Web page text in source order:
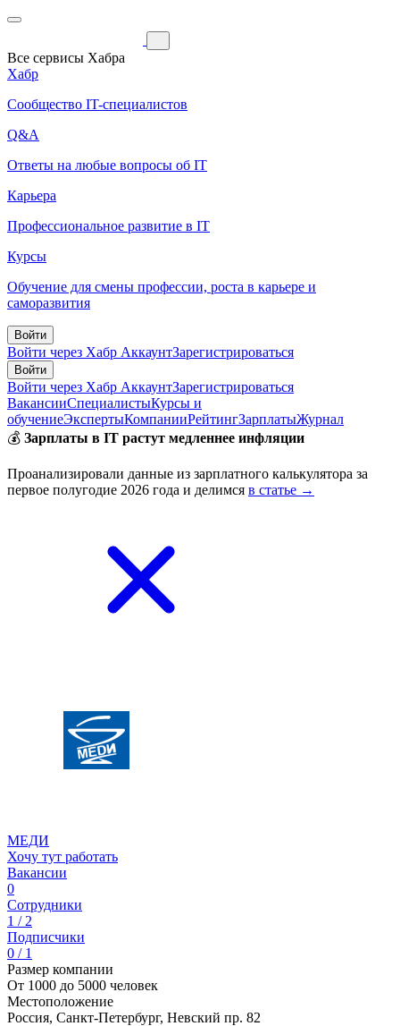
Все сервисы Хабра
Хабр
Сообщество IT-специалистов
Q&A
Ответы на любые вопросы об IT
Карьера
Профессиональное развитие в IT
Курсы
Обучение для смены профессии, роста в карьере и
саморазвития
Войти
Войти через Хабр АккаунтЗарегистрироваться
Войти
Войти через Хабр АккаунтЗарегистрироваться
ВакансииСпециалистыКурсы и
обучениеЭкспертыКомпанииРейтингЗарплатыЖурнал
💰 Зарплаты в IT растут медленнее инфляции
Проанализировали данные из зарплатного калькулятора за
первое полугодие 2026 года и делимся в статье →
МЕДИ
Хочу тут работать
Вакансии
0
Сотрудники
1 / 2
Подписчики
0 / 1
Размер компании
От 1000 до 5000 человек
Местоположение
Россия, Санкт-Петербург, Невский пр. 82